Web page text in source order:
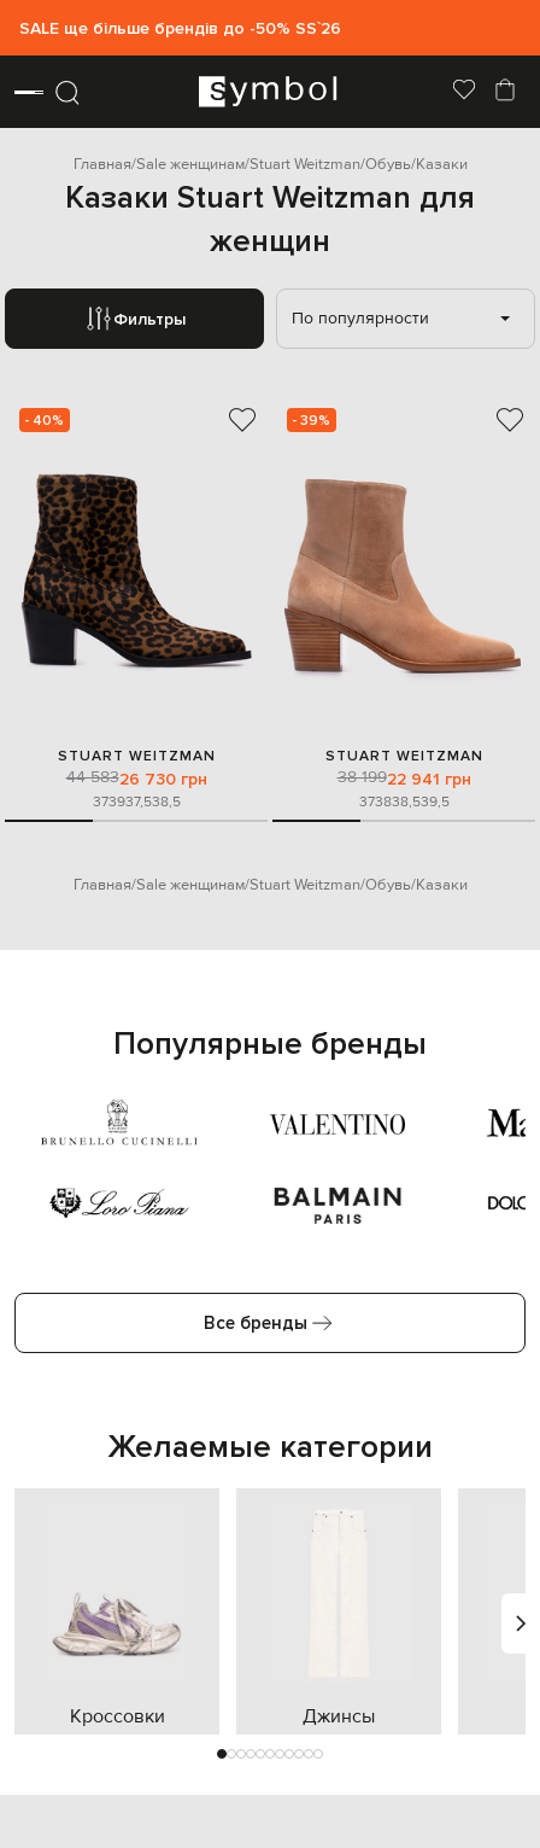
SALE ще більше брендів до -50% SS`26
Главная Sale женщинам Stuart Weitzman Обувь Казаки
Казаки Stuart Weitzman для
женщин
Фильтры По популярности
- 40%
STUART WEITZMAN
44 58326 730 грн
373937,538,5
- 39%
STUART WEITZMAN
38 19922 941 грн
373838,539,5
Главная Sale женщинам Stuart Weitzman Обувь Казаки
Популярные бренды
Все бренды
Желаемые категории
Кроссовки Джинсы